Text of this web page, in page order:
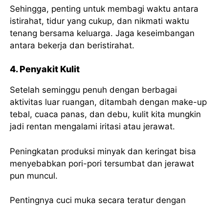
Sehingga, penting untuk membagi waktu antara
istirahat, tidur yang cukup, dan nikmati waktu
tenang bersama keluarga. Jaga keseimbangan
antara bekerja dan beristirahat.
4. Penyakit Kulit
Setelah seminggu penuh dengan berbagai
aktivitas luar ruangan, ditambah dengan make-up
tebal, cuaca panas, dan debu, kulit kita mungkin
jadi rentan mengalami iritasi atau jerawat.
Peningkatan produksi minyak dan keringat bisa
menyebabkan pori-pori tersumbat dan jerawat
pun muncul.
Pentingnya cuci muka secara teratur dengan